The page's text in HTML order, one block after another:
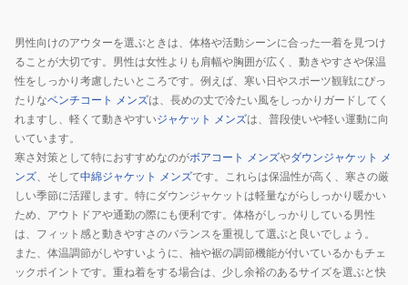
男性向けのアウターを選ぶときは、体格や活動シーンに合った一着を見つけ
ることが大切です。男性は女性よりも肩幅や胸囲が広く、動きやすさや保温
性をしっかり考慮したいところです。例えば、寒い日やスポーツ観戦にぴっ
たりなベンチコート メンズは、長めの丈で冷たい風をしっかりガードしてく
れますし、軽くて動きやすいジャケット メンズは、普段使いや軽い運動に向
いています。
寒さ対策として特におすすめなのがボアコート メンズやダウンジャケット メ
ンズ、そして中綿ジャケット メンズです。これらは保温性が高く、寒さの厳
しい季節に活躍します。特にダウンジャケットは軽量ながらしっかり暖かい
ため、アウトドアや通勤の際にも便利です。体格がしっかりしている男性
は、フィット感と動きやすさのバランスを重視して選ぶと良いでしょう。
また、体温調節がしやすいように、袖や裾の調節機能が付いているかもチェ
ックポイントです。重ね着をする場合は、少し余裕のあるサイズを選ぶと快